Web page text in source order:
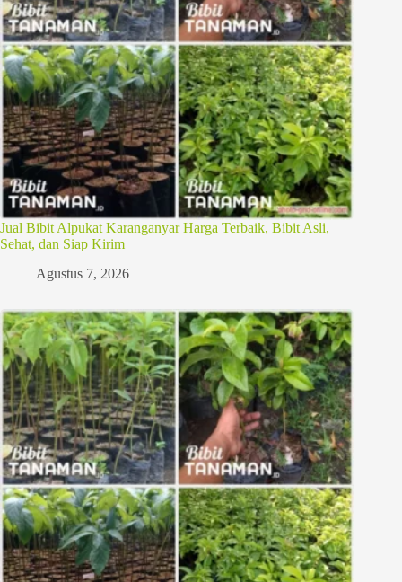
Jual Bibit Alpukat Karanganyar Harga Terbaik, Bibit Asli,
Sehat, dan Siap Kirim
Agustus 7, 2026